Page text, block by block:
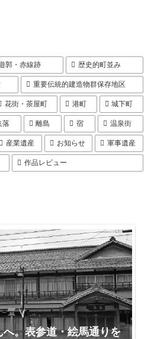
郭・赤線跡 歴史的町並み
重要伝統的建造物群保存地区
花街・茶屋町 港町 城下町
落 離島 宿 温泉街
産業遺産 お知らせ 軍事遺産
作品レビュー
。表参道・絵馬通りを